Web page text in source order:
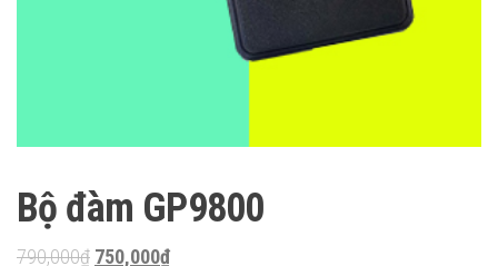
Bộ đàm GP9800
790,000₫ Original
750,000₫Current